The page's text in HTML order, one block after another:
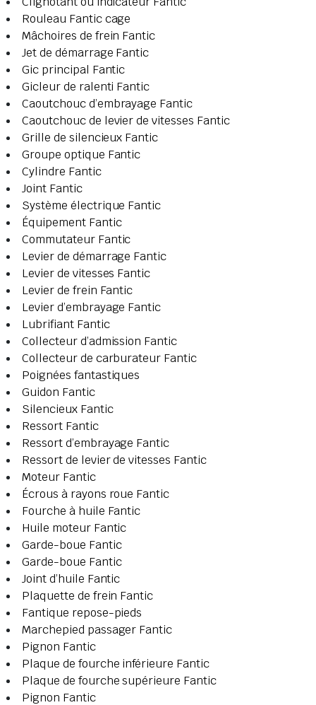
Rouleau Fantic cage
Mâchoires de frein Fantic
Jet de démarrage Fantic
Gic principal Fantic
Gicleur de ralenti Fantic
Caoutchouc d’embrayage Fantic
Caoutchouc de levier de vitesses Fantic
Grille de silencieux Fantic
Groupe optique Fantic
Cylindre Fantic
Joint Fantic
Système électrique Fantic
Équipement Fantic
Commutateur Fantic
Levier de démarrage Fantic
Levier de vitesses Fantic
Levier de frein Fantic
Levier d’embrayage Fantic
Lubrifiant Fantic
Collecteur d’admission Fantic
Collecteur de carburateur Fantic
Poignées fantastiques
Guidon Fantic
Silencieux Fantic
Ressort Fantic
Ressort d’embrayage Fantic
Ressort de levier de vitesses Fantic
Moteur Fantic
Écrous à rayons roue Fantic
Fourche à huile Fantic
Huile moteur Fantic
Garde-boue Fantic
Garde-boue Fantic
Joint d’huile Fantic
Plaquette de frein Fantic
Fantique repose-pieds
Marchepied passager Fantic
Pignon Fantic
Plaque de fourche inférieure Fantic
Plaque de fourche supérieure Fantic
Pignon Fantic